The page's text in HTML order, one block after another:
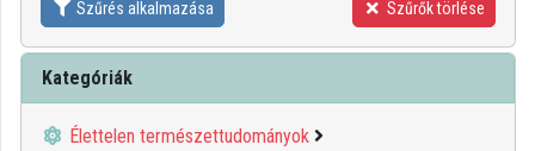
Szűrés alkalmazása Szűrők törlése
Kategóriák
Élettelen természettudományok